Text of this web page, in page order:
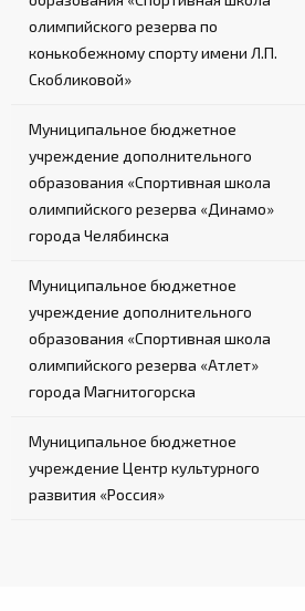
олимпийского резерва по
конькобежному спорту имени Л.П.
Скобликовой»
Муниципальное бюджетное
учреждение дополнительного
образования «Спортивная школа
олимпийского резерва «Динамо»
города Челябинска
Муниципальное бюджетное
учреждение дополнительного
образования «Спортивная школа
олимпийского резерва «Атлет»
города Магнитогорска
Муниципальное бюджетное
учреждение Центр культурного
развития «Россия»